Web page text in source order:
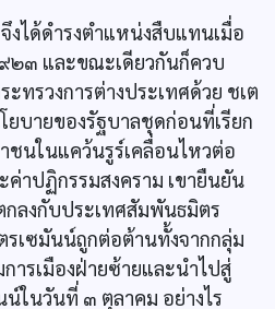
งได้ดำรงตำแหน่งสืบแทนเมื่อ
๒๓ และขณะเดียวกันก็ควบ
ทรวงการต่างประเทศด้วย ชเต
ยบายของรัฐบาลชุดก่อนที่เรียก
ชนในแคว้นรูร์เคลื่อนไหวต่อ
ค่าปฏิกรรมสงคราม เขายืนยัน
ลงกับประเทศสัมพันธมิตร
รเซมันน์ถูกต่อต้านทั้งจากกลุ่ม
ารเมืองฝ่ายซ้ายและนำไปสู่
น์ในวันที่ ๓ ตุลาคม อย่างไร